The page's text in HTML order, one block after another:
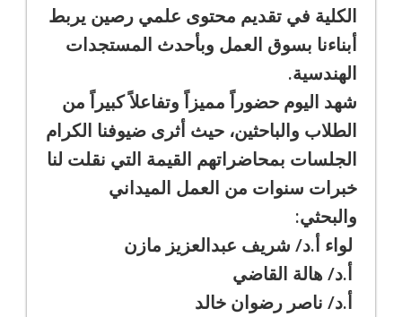
الكلية في تقديم محتوى علمي رصين يربط
أبناءنا بسوق العمل وبأحدث المستجدات
الهندسية.
شهد اليوم حضوراً مميزاً وتفاعلاً كبيراً من
الطلاب والباحثين، حيث أثرى ضيوفنا الكرام
الجلسات بمحاضراتهم القيمة التي نقلت لنا
خبرات سنوات من العمل الميداني
والبحثي:
لواء أ.د/ شريف عبدالعزيز مازن
أ.د/ هالة القاضي
أ.د/ ناصر رضوان خالد